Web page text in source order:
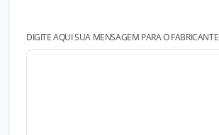
DIGITE AQUI SUA MENSAGEM PARA O FABRICANTE